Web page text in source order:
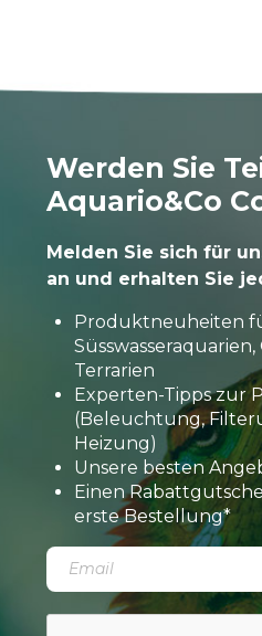
Werden Sie
Aquario&Co
Melden Sie sich für
an und erhalten Sie
Produktneuheiten
Terrarien
Experten-Tipps zur
(Beleuchtung,
Heizung)
Unsere besten
Einen
erste Bestellung*